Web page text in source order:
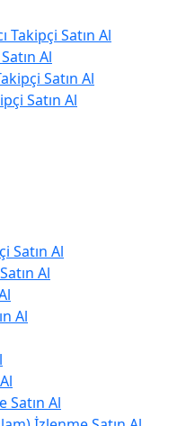
Takipçi Satın Al
Al
Satın Al
Satın Al
Satın Al
Al
Al
Satın Al